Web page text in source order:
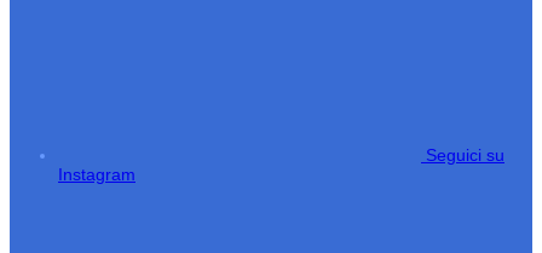
Seguici su
Instagram